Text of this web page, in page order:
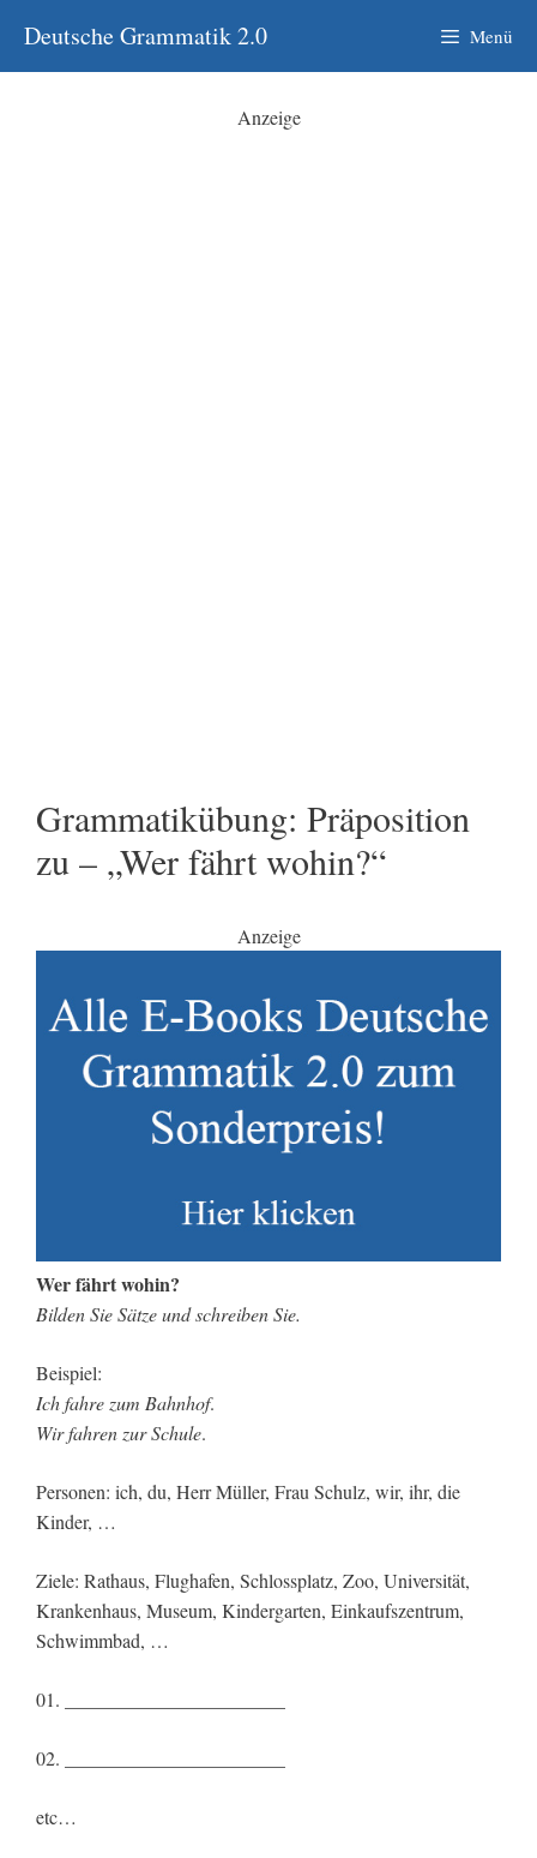
Inhalt
springen
Deutsche Grammatik 2.0 Menü
Anzeige
Grammatikübung: Präposition
zu – „Wer fährt wohin?“
Anzeige
Wer fährt wohin?
Bilden Sie Sätze und schreiben Sie.
Beispiel:
Ich fahre zum Bahnhof.
Wir fahren zur Schule.
Personen: ich, du, Herr Müller, Frau Schulz, wir, ihr, die
Kinder, …
Ziele: Rathaus, Flughafen, Schlossplatz, Zoo, Universität,
Krankenhaus, Museum, Kindergarten, Einkaufszentrum,
Schwimmbad, …
01. _______________________
02. _______________________
etc…